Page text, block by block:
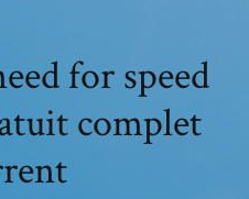
for speed
complet